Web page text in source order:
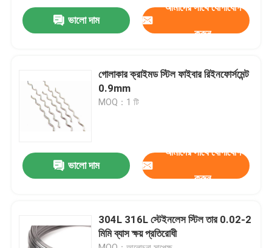
বোনা তারের কাপড়
ধাতব তারের বেড়া
ঝালাই তারের জাল
ধাতু নিরাপত্তা জাল
ফিল্টার স্ক্রিন মেশ
ভালো দাম
আমাদের সাথে যোগাযোগ
করুন
গোলাকার ক্রাইমড স্টিল ফাইবার রিইনফোর্সমেন্ট
0.9mm
MOQ：1 টি
ভালো দাম
আমাদের সাথে যোগাযোগ
করুন
304L 316L স্টেইনলেস স্টিল তার 0.02-2
মিমি ব্যাস ক্ষয় প্রতিরোধী